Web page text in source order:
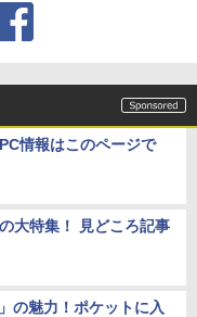
情報はこのページで
大特集！ 見どころ記事
の魅力！ポケットに入